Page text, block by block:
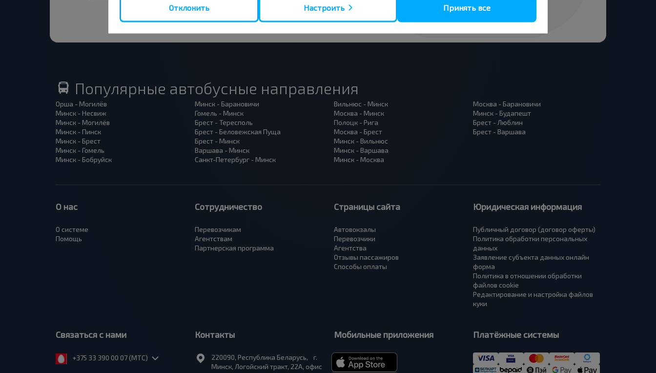
Популярные автобусные направления
Орша - Могилёв
Минск - Несвиж
Минск - Могилёв
Минск - Пинск
Минск - Брест
Минск - Гомель
Минск - Бобруйск
Минск - Барановичи
Гомель - Минск
Брест - Тересполь
Брест - Беловежская Пуща
Брест - Минск
Варшава - Минск
Санкт-Петербург - Минск
Вильнюс - Минск
Москва - Минск
Полоцк - Рига
Москва - Брест
Минск - Вильнюс
Минск - Варшава
Минск - Москва
Москва - Барановичи
Минск - Будапешт
Брест - Люблин
Брест - Варшава
О нас
О системе
Помощь
Сотрудничество
Перевозчикам
Агентствам
Партнерская программа
Страницы сайта
Автовокзалы
Перевозчики
Агентства
Отзывы пассажиров
Способы оплаты
Юридическая информация
Публичный договор (договор оферты)
Политика обработки персональных
данных
Заявление субъекта данных онлайн
форма
Политика в отношении обработки
файлов cookie
Редактирование и настройка файлов
куки
Связаться с нами
+375 33 390 00 07 (МТС)
Контакты
220090, Республика Беларусь, г.
Минск, Логойский тракт, 22А, офис
Мобильные приложения Платёжные системы
Отклонить Настроить Принять все